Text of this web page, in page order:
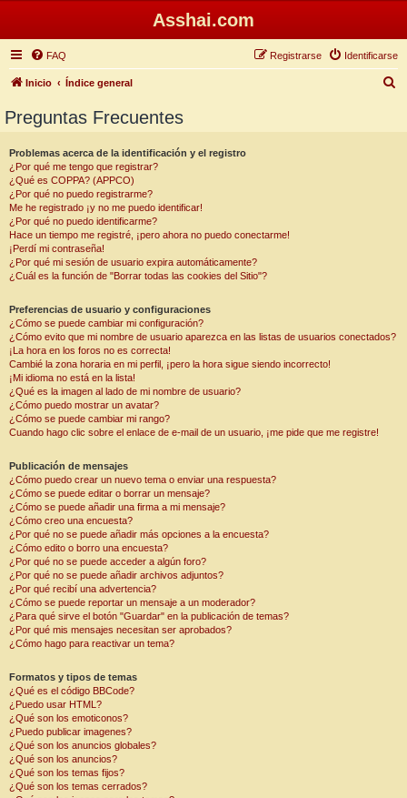
Asshai.com
FAQ Identificarse
Registrarse
Inicio Índice general
Preguntas Frecuentes
Problemas acerca de la identificación y el registro
¿Por qué me tengo que registrar?
¿Qué es COPPA? (APPCO)
¿Por qué no puedo registrarme?
Me he registrado ¡y no me puedo identificar!
¿Por qué no puedo identificarme?
Hace un tiempo me registré, ¡pero ahora no puedo conectarme!
¡Perdí mi contraseña!
¿Por qué mi sesión de usuario expira automáticamente?
¿Cuál es la función de "Borrar todas las cookies del Sitio"?
Preferencias de usuario y configuraciones
¿Cómo se puede cambiar mi configuración?
¿Cómo evito que mi nombre de usuario aparezca en las listas de usuarios conectados?
¡La hora en los foros no es correcta!
Cambié la zona horaria en mi perfil, ¡pero la hora sigue siendo incorrecto!
¡Mi idioma no está en la lista!
¿Qué es la imagen al lado de mi nombre de usuario?
¿Cómo puedo mostrar un avatar?
¿Cómo se puede cambiar mi rango?
Cuando hago clic sobre el enlace de e-mail de un usuario, ¡me pide que me registre!
Publicación de mensajes
¿Cómo puedo crear un nuevo tema o enviar una respuesta?
¿Cómo se puede editar o borrar un mensaje?
¿Cómo se puede añadir una firma a mi mensaje?
¿Cómo creo una encuesta?
¿Por qué no se puede añadir más opciones a la encuesta?
¿Cómo edito o borro una encuesta?
¿Por qué no se puede acceder a algún foro?
¿Por qué no se puede añadir archivos adjuntos?
¿Por qué recibí una advertencia?
¿Cómo se puede reportar un mensaje a un moderador?
¿Para qué sirve el botón "Guardar" en la publicación de temas?
¿Por qué mis mensajes necesitan ser aprobados?
¿Cómo hago para reactivar un tema?
Formatos y tipos de temas
¿Qué es el código BBCode?
¿Puedo usar HTML?
¿Qué son los emoticonos?
¿Puedo publicar imagenes?
¿Qué son los anuncios globales?
¿Qué son los anuncios?
¿Qué son los temas fijos?
¿Qué son los temas cerrados?